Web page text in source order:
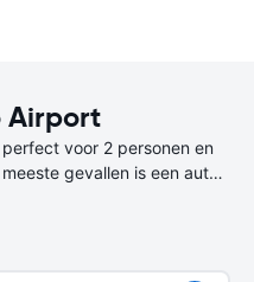
Airport
voor 2 personen en
gevallen is een auto
en zuinigste keuze.
2-deurs huurauto’s
Een auto uit deze